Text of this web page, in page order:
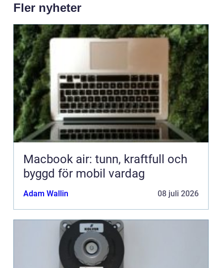
Fler nyheter
Macbook air: tunn, kraftfull och
byggd för mobil vardag
Adam Wallin 08 juli 2026